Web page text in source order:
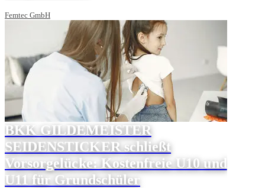
Femtec GmbH
BKK GILDEMEISTER
SEIDENSTICKER schließt
Vorsorgelücke: Kostenfreie U10 und
U11 für Grundschüler